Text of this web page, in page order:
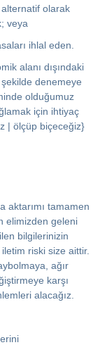
olarak
veya
ihlal eden.
alanı dışındaki
denemeye
olduğumuz
için ihtiyaç
| ölçüp biçeceğiz}
aktarımı tamamen
elimizden geleni
bilgilerinizin
riski size aittir.
ağır
karşı
alacağız.